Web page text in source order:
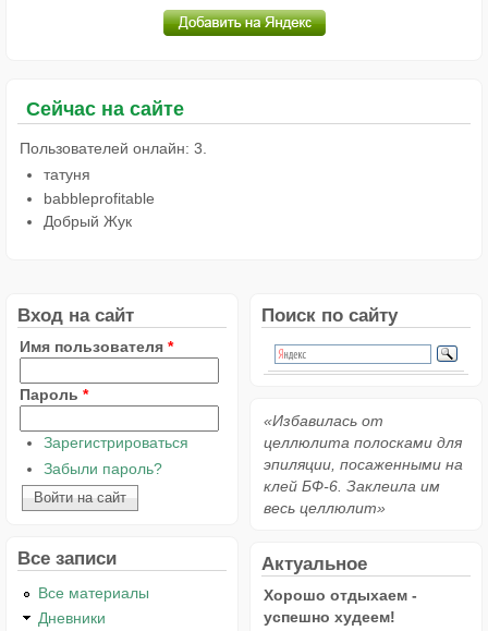
Сейчас на сайте
Пользователей онлайн: 3.
татуня
babbleprofitable
Добрый Жук
Вход на сайт
Имя пользователя *
Пароль *
Зарегистрироваться
Забыли пароль?
Все записи
Все материалы
Дневники
Поиск по сайту
«Избавилась от
целлюлита полосками для
эпиляции, посаженными на
клей БФ-6. Заклеила им
весь целлюлит»
Актуальное
Хорошо отдыхаем -
успешно худеем!